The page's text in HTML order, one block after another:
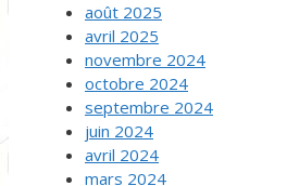
août 2025
avril 2025
novembre 2024
octobre 2024
septembre 2024
juin 2024
avril 2024
mars 2024